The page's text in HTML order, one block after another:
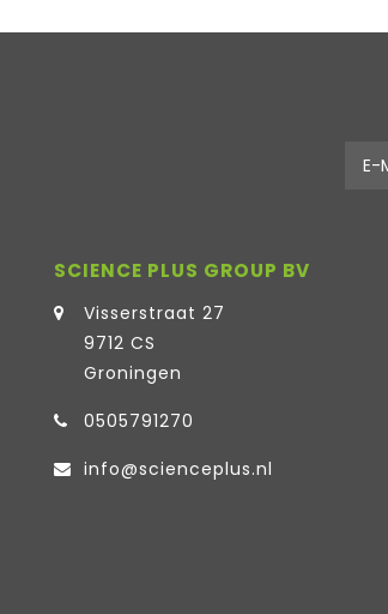
SCIENCE PLUS GROUP BV
Visserstraat 27
9712 CS
Groningen
0505791270
info@scienceplus.nl